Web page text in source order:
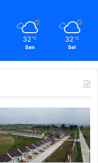
32 ℃
Sen
32 ℃
Sel